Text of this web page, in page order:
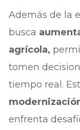
Además de la
busca
agrícola,
tomen
tiempo real.
enfrenta